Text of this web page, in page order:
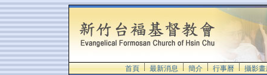
首頁 最新消息 簡介 行事曆 攝影畫